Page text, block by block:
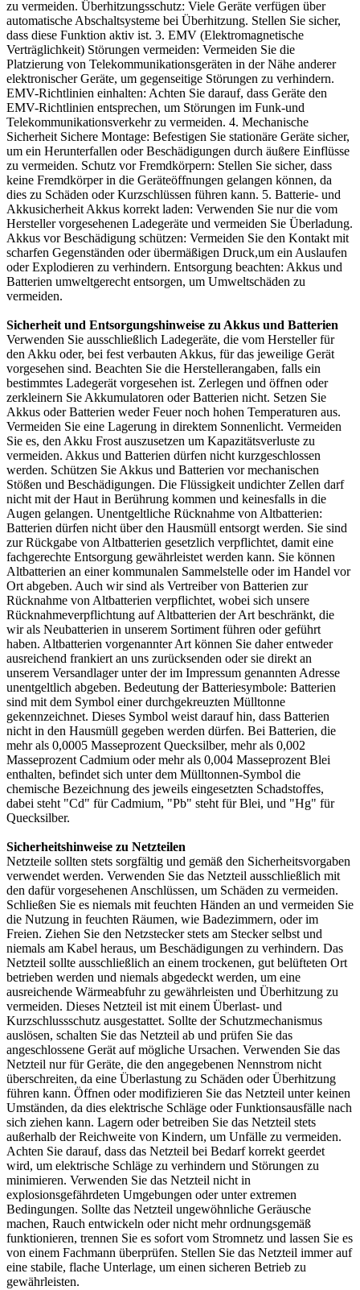
zu vermeiden. Überhitzungsschutz: Viele Geräte verfügen über
automatische Abschaltsysteme bei Überhitzung. Stellen Sie sicher,
dass diese Funktion aktiv ist. 3. EMV (Elektromagnetische
Verträglichkeit) Störungen vermeiden: Vermeiden Sie die
Platzierung von Telekommunikationsgeräten in der Nähe anderer
elektronischer Geräte, um gegenseitige Störungen zu verhindern.
EMV-Richtlinien einhalten: Achten Sie darauf, dass Geräte den
EMV-Richtlinien entsprechen, um Störungen im Funk-und
Telekommunikationsverkehr zu vermeiden. 4. Mechanische
Sicherheit Sichere Montage: Befestigen Sie stationäre Geräte sicher,
um ein Herunterfallen oder Beschädigungen durch äußere Einflüsse
zu vermeiden. Schutz vor Fremdkörpern: Stellen Sie sicher, dass
keine Fremdkörper in die Geräteöffnungen gelangen können, da
dies zu Schäden oder Kurzschlüssen führen kann. 5. Batterie- und
Akkusicherheit Akkus korrekt laden: Verwenden Sie nur die vom
Hersteller vorgesehenen Ladegeräte und vermeiden Sie Überladung.
Akkus vor Beschädigung schützen: Vermeiden Sie den Kontakt mit
scharfen Gegenständen oder übermäßigen Druck,um ein Auslaufen
oder Explodieren zu verhindern. Entsorgung beachten: Akkus und
Batterien umweltgerecht entsorgen, um Umweltschäden zu
vermeiden.
Sicherheit und Entsorgungshinweise zu Akkus und Batterien
Verwenden Sie ausschließlich Ladegeräte, die vom Hersteller für
den Akku oder, bei fest verbauten Akkus, für das jeweilige Gerät
vorgesehen sind. Beachten Sie die Herstellerangaben, falls ein
bestimmtes Ladegerät vorgesehen ist. Zerlegen und öffnen oder
zerkleinern Sie Akkumulatoren oder Batterien nicht. Setzen Sie
Akkus oder Batterien weder Feuer noch hohen Temperaturen aus.
Vermeiden Sie eine Lagerung in direktem Sonnenlicht. Vermeiden
Sie es, den Akku Frost auszusetzen um Kapazitätsverluste zu
vermeiden. Akkus und Batterien dürfen nicht kurzgeschlossen
werden. Schützen Sie Akkus und Batterien vor mechanischen
Stößen und Beschädigungen. Die Flüssigkeit undichter Zellen darf
nicht mit der Haut in Berührung kommen und keinesfalls in die
Augen gelangen. Unentgeltliche Rücknahme von Altbatterien:
Batterien dürfen nicht über den Hausmüll entsorgt werden. Sie sind
zur Rückgabe von Altbatterien gesetzlich verpflichtet, damit eine
fachgerechte Entsorgung gewährleistet werden kann. Sie können
Altbatterien an einer kommunalen Sammelstelle oder im Handel vor
Ort abgeben. Auch wir sind als Vertreiber von Batterien zur
Rücknahme von Altbatterien verpflichtet, wobei sich unsere
Rücknahmeverpflichtung auf Altbatterien der Art beschränkt, die
wir als Neubatterien in unserem Sortiment führen oder geführt
haben. Altbatterien vorgenannter Art können Sie daher entweder
ausreichend frankiert an uns zurücksenden oder sie direkt an
unserem Versandlager unter der im Impressum genannten Adresse
unentgeltlich abgeben. Bedeutung der Batteriesymbole: Batterien
sind mit dem Symbol einer durchgekreuzten Mülltonne
gekennzeichnet. Dieses Symbol weist darauf hin, dass Batterien
nicht in den Hausmüll gegeben werden dürfen. Bei Batterien, die
mehr als 0,0005 Masseprozent Quecksilber, mehr als 0,002
Masseprozent Cadmium oder mehr als 0,004 Masseprozent Blei
enthalten, befindet sich unter dem Mülltonnen-Symbol die
chemische Bezeichnung des jeweils eingesetzten Schadstoffes,
dabei steht "Cd" für Cadmium, "Pb" steht für Blei, und "Hg" für
Quecksilber.
Sicherheitshinweise zu Netzteilen
Netzteile sollten stets sorgfältig und gemäß den Sicherheitsvorgaben
verwendet werden. Verwenden Sie das Netzteil ausschließlich mit
den dafür vorgesehenen Anschlüssen, um Schäden zu vermeiden.
Schließen Sie es niemals mit feuchten Händen an und vermeiden Sie
die Nutzung in feuchten Räumen, wie Badezimmern, oder im
Freien. Ziehen Sie den Netzstecker stets am Stecker selbst und
niemals am Kabel heraus, um Beschädigungen zu verhindern. Das
Netzteil sollte ausschließlich an einem trockenen, gut belüfteten Ort
betrieben werden und niemals abgedeckt werden, um eine
ausreichende Wärmeabfuhr zu gewährleisten und Überhitzung zu
vermeiden. Dieses Netzteil ist mit einem Überlast- und
Kurzschlussschutz ausgestattet. Sollte der Schutzmechanismus
auslösen, schalten Sie das Netzteil ab und prüfen Sie das
angeschlossene Gerät auf mögliche Ursachen. Verwenden Sie das
Netzteil nur für Geräte, die den angegebenen Nennstrom nicht
überschreiten, da eine Überlastung zu Schäden oder Überhitzung
führen kann. Öffnen oder modifizieren Sie das Netzteil unter keinen
Umständen, da dies elektrische Schläge oder Funktionsausfälle nach
sich ziehen kann. Lagern oder betreiben Sie das Netzteil stets
außerhalb der Reichweite von Kindern, um Unfälle zu vermeiden.
Achten Sie darauf, dass das Netzteil bei Bedarf korrekt geerdet
wird, um elektrische Schläge zu verhindern und Störungen zu
minimieren. Verwenden Sie das Netzteil nicht in
explosionsgefährdeten Umgebungen oder unter extremen
Bedingungen. Sollte das Netzteil ungewöhnliche Geräusche
machen, Rauch entwickeln oder nicht mehr ordnungsgemäß
funktionieren, trennen Sie es sofort vom Stromnetz und lassen Sie es
von einem Fachmann überprüfen. Stellen Sie das Netzteil immer auf
eine stabile, flache Unterlage, um einen sicheren Betrieb zu
gewährleisten.